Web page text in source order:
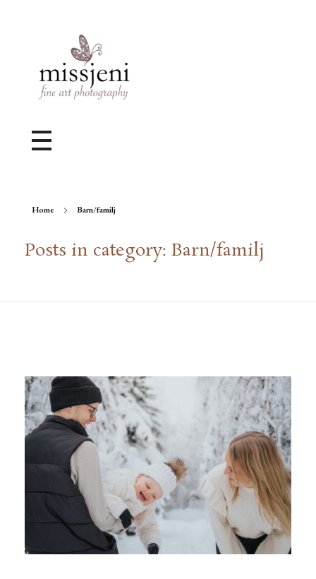
Bröllopsfotograf, Videograf, Porträttfotograf, Fotograf MissJeni, Sundsvall, Stockholm, Sverige
Bröllopsfotograf & Videograf baserad i Sundsvall, men gör uppdrag i hela landet.
Home Barn/familj
Posts in category: Barn/familj